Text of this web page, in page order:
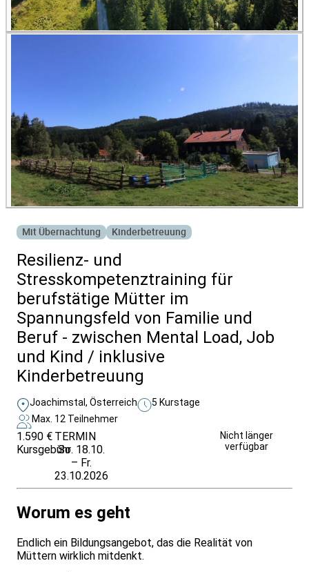
Mit Übernachtung Kinderbetreuung
Resilienz- und
Stresskompetenztraining für
berufstätige Mütter im
Spannungsfeld von Familie und
Beruf - zwischen Mental Load, Job
und Kind / inklusive
Kinderbetreuung
Joachimstal, Österreich
5 Kurstage
Max. 12 Teilnehmer
1.590 €
Kursgebühr
TERMIN
So. 18.10.
– Fr.
23.10.2026
Nicht länger
verfügbar
Worum es geht
Endlich ein Bildungsangebot, das die Realität von
Müttern wirklich mitdenkt.